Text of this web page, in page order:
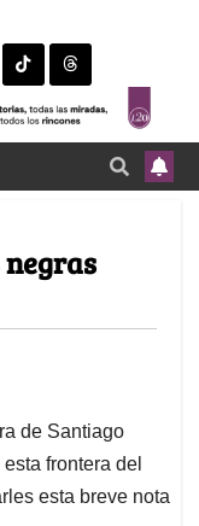
de Santiago
frontera del
esta breve nota